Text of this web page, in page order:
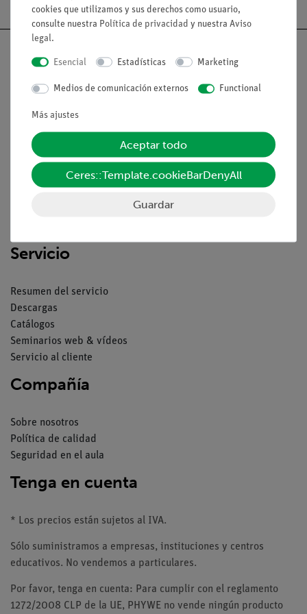
Nach oben
Aviso lega
Contacto
Servicio
Resumen del servicio
Descargas
Catálogos
Seminarios web & vídeos
Servicio al cliente
Compañía
Sobre nosotros
Política de calidad
Seguridad en el aula
Tenga en cuenta
* Los precios están sujetos al IVA.
Sólo suministramos a empresas, instituciones y centros
educativos. No vendemos a particulares.
Por favor, tenga en cuenta: Para cumplir con el reglamento
1272/2008 CLP de la UE, PHYWE no vende ningún producto
cookies que utilizamos y sus derechos como usuario,
consulte nuestra Política de privacidad y nuestra Aviso
legal.
Esencial Estadísticas Marketing
Medios de comunicación externos Functional
Más ajustes
Aceptar todo
Ceres::Template.cookieBarDenyAll
Guardar